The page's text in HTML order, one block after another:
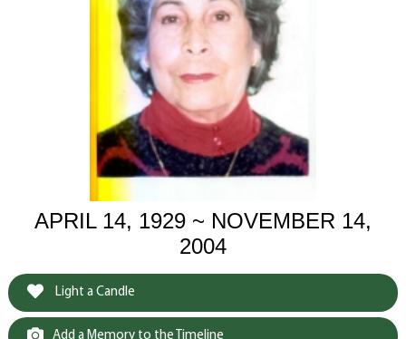
APRIL 14, 1929 ~ NOVEMBER 14,
2004
Light a Candle
Add a Memory to the Timeline